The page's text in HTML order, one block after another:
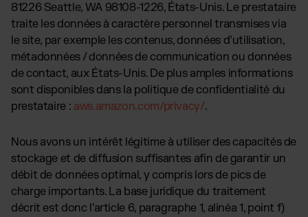
81226 Seattle, WA 98108-1226, États-Unis. Le prestataire
traite les données à caractère personnel transmises via
le site, par exemple les contenus, données d’utilisation,
métadonnées / données de communication ou données
de contact, aux États-Unis. De plus amples informations
sont disponibles dans la politique de confidentialité du
prestataire : aws.amazon.com/privacy/.
Nous avons un intérêt légitime à utiliser des capacités de
stockage et de diffusion suffisantes afin de garantir un
débit de données optimal, y compris lors de pics de
charge importants. La base juridique du traitement
décrit est donc l’article 6, paragraphe 1, alinéa 1, point f)